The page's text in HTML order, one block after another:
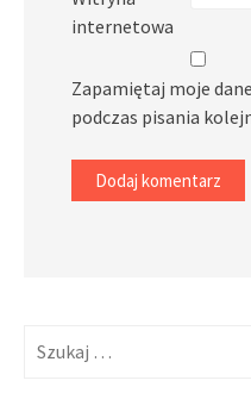
internetowa
Zapamiętaj moje
podczas pisania